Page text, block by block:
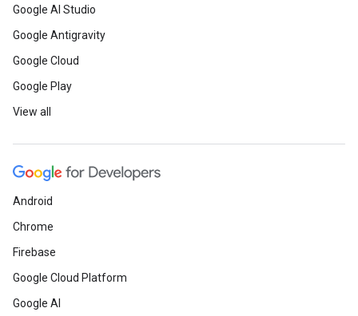
Google AI Studio
Google Antigravity
Google Cloud
Google Play
View all
Android
Chrome
Firebase
Google Cloud Platform
Google AI